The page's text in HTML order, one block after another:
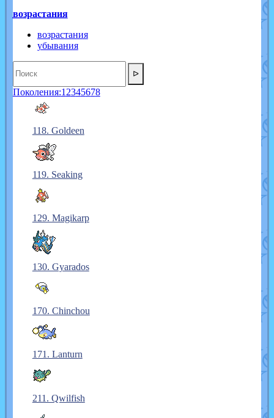
возрастания
возрастания
убывания
ᐅ
Поколения:1 2345678
118. Goldeen
119. Seaking
129. Magikarp
130. Gyarados
170. Chinchou
171. Lanturn
211. Qwilfish